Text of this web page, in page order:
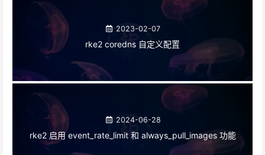
2023-02-07
rke2 coredns 自定义配置
2024-06-28
rke2 启用 event_rate_limit 和 always_pull_images 功能